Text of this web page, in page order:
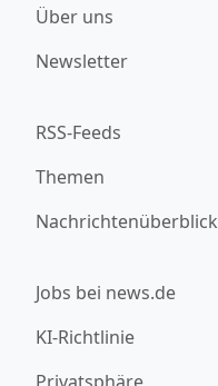
Über uns
Newsletter
RSS-Feeds
Themen
Nachrichtenüberblick
Jobs bei news.de
KI-Richtlinie